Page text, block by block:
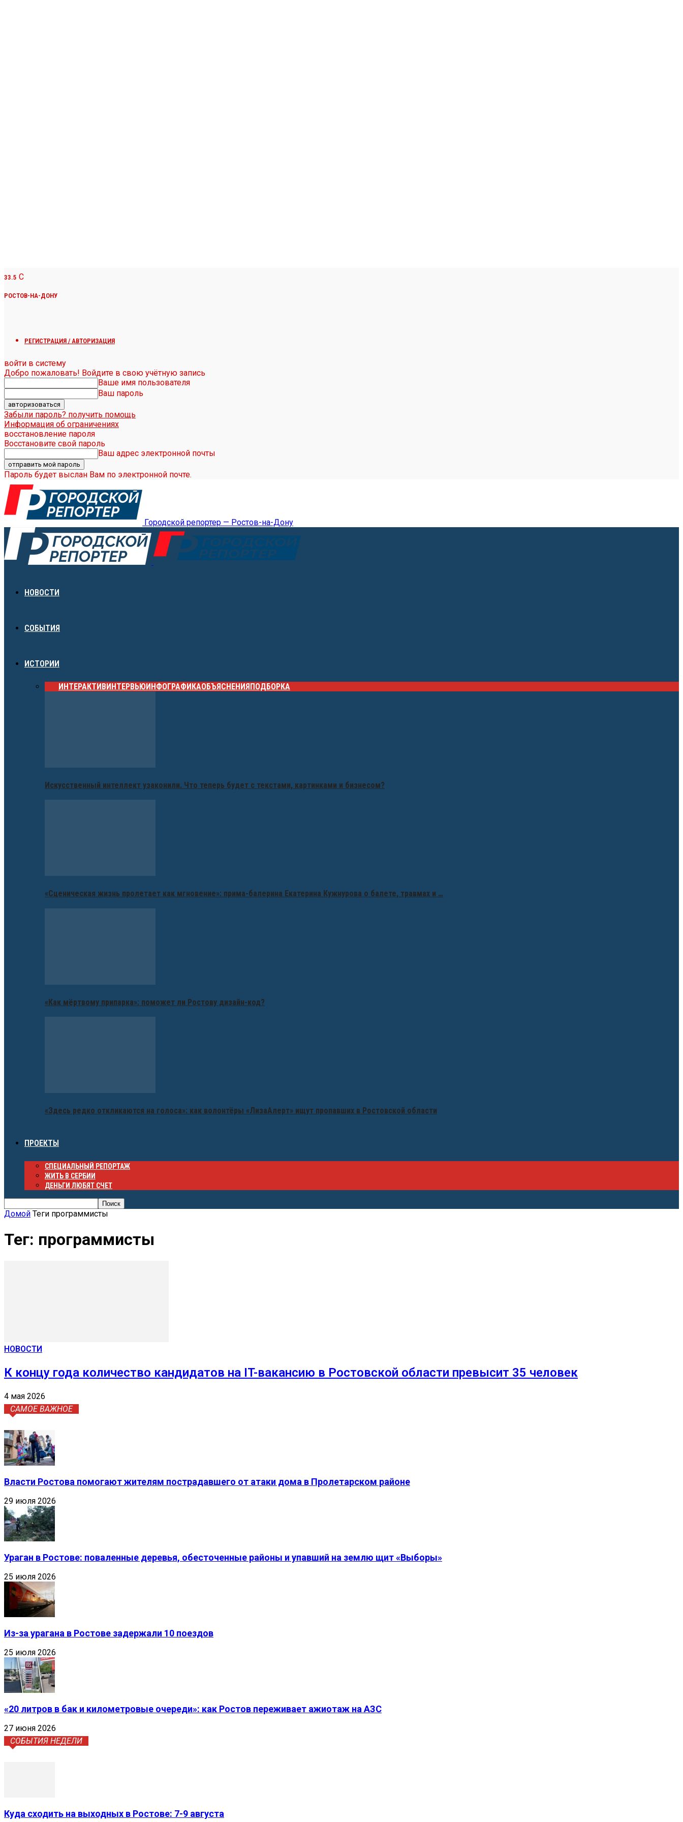
33.5 C
РОСТОВ-НА-ДОНУ
РЕГИСТРАЦИЯ / АВТОРИЗАЦИЯ
войти в систему
Добро пожаловать! Войдите в свою учётную запись
Ваше имя пользователя
Ваш пароль
Забыли пароль? получить помощь
Информация об ограничениях
восстановление пароля
Восстановите свой пароль
Ваш адрес электронной почты
Пароль будет выслан Вам по электронной почте.
Городской репортер — Ростов-на-Дону
НОВОСТИ
СОБЫТИЯ
ИСТОРИИ
ИНТЕРАКТИВИНТЕРВЬЮИНФОГРАФИКАОБЪЯСНЕНИЯПОДБОРКА
Искусственный интеллект узаконили. Что теперь будет с текстами, картинками и бизнесом?
«Сценическая жизнь пролетает как мгновение»: прима-балерина Екатерина Кужнурова о балете, травмах и …
«Как мёртвому припарка»: поможет ли Ростову дизайн-код?
«Здесь редко откликаются на голоса»: как волонтёры «ЛизаАлерт» ищут пропавших в Ростовской области
ПРОЕКТЫ
СПЕЦИАЛЬНЫЙ РЕПОРТАЖ
ЖИТЬ В СЕРБИИ
ДЕНЬГИ ЛЮБЯТ СЧЕТ
Домой Теги программисты
Тег: программисты
НОВОСТИ
К концу года количество кандидатов на IT-вакансию в Ростовской области превысит 35 человек
4 мая 2026
САМОЕ ВАЖНОЕ
Власти Ростова помогают жителям пострадавшего от атаки дома в Пролетарском районе
29 июля 2026
Ураган в Ростове: поваленные деревья, обесточенные районы и упавший на землю щит «Выборы»
25 июля 2026
Из-за урагана в Ростове задержали 10 поездов
25 июля 2026
«20 литров в бак и километровые очереди»: как Ростов переживает ажиотаж на АЗС
27 июня 2026
СОБЫТИЯ НЕДЕЛИ
Куда сходить на выходных в Ростове: 7-9 августа